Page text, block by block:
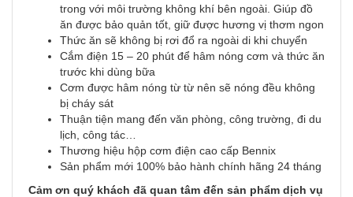
trong với môi trường không khí bên ngoài. Giúp đồ
ăn được bảo quản tốt, giữ được hương vị thơm ngon
Thức ăn sẽ không bị rơi đổ ra ngoài di khi chuyển
Cắm điện 15 – 20 phút để hâm nóng cơm và thức ăn
trước khi dùng bữa
Cơm được hâm nóng từ từ nên sẽ nóng đều không
bị cháy sát
Thuận tiện mang đến văn phòng, công trường, đi du
lịch, công tác…
Thương hiệu hộp cơm điện cao cấp Bennix
Sản phẩm mới 100% bảo hành chính hãng 24 tháng
Cảm ơn quý khách đã quan tâm đến sản phẩm dịch vụ